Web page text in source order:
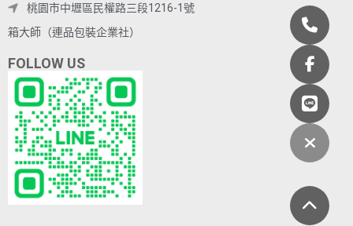
桃園市中壢區民權路三段1216-1號
箱大師（連品包裝企業社）
FOLLOW US